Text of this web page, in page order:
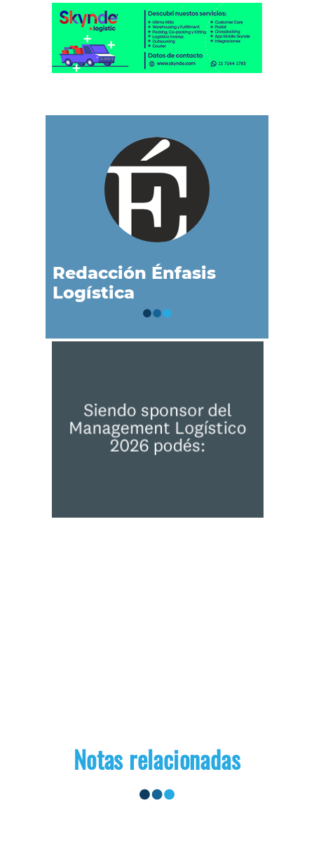
Redacción Énfasis
Logística
Notas relacionadas